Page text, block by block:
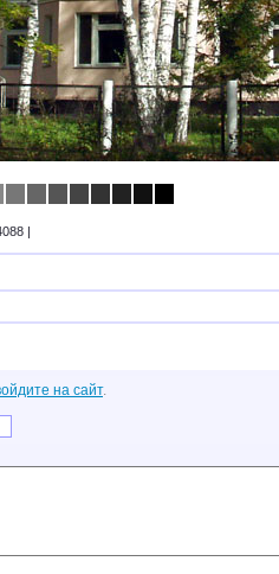
|
на сайт.